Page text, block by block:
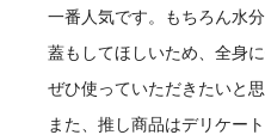
一番人気です。もちろん水
蓋もしてほしいため、全身
ぜひ使っていただきたいと思
また、推し商品はデリケー